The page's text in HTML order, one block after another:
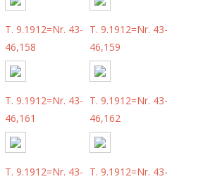
T. 9.1912=Nr. 43-
46,158
T. 9.1912=Nr. 43-
46,159
T. 9.1912=Nr. 43-
46,161
T. 9.1912=Nr. 43-
46,162
T. 9.1912=Nr. 43- T. 9.1912=Nr. 43-